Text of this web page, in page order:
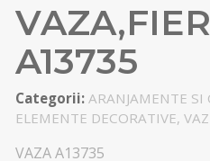
A13735
Categorii: ARANJAMENTE
ELEMENTE DECORATIVE,
VAZA A13735